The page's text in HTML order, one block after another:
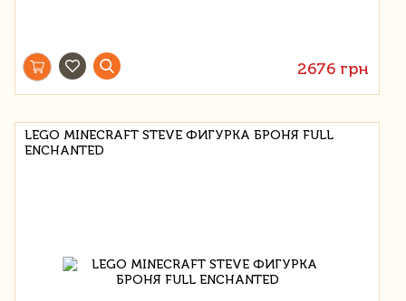
2676 грн
LEGO MINECRAFT STEVE ФИГУРКА БРОНЯ FULL
ENCHANTED